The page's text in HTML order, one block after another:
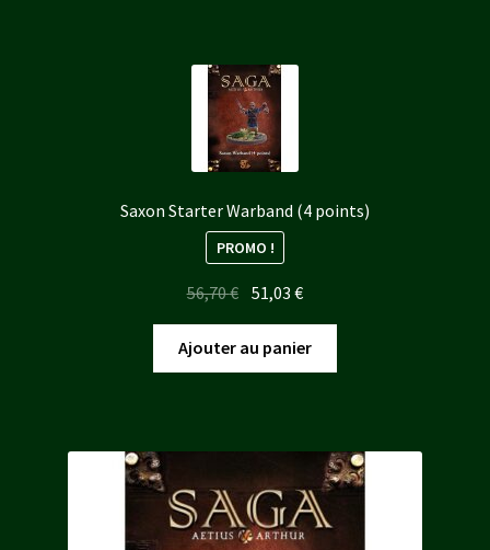
Saxon Starter Warband (4 points)
PROMO !
56,70€ Le
initial
était :
51,03€Le
actuel
est :
Ajouter au panier